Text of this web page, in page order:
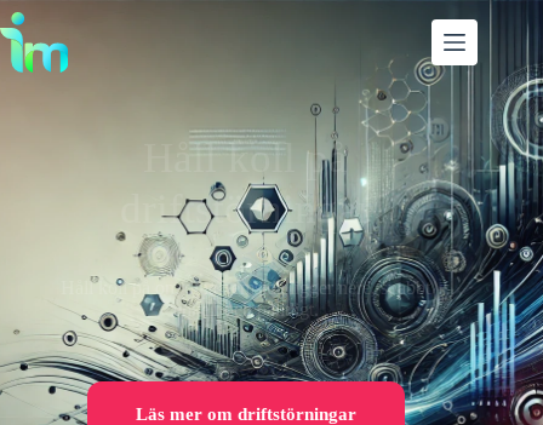
Håll koll på
driftstörningar
Håll koll på om dina hemsida ligger nere, snabbt
enkelt och pålitligt.
Läs mer om driftstörningar